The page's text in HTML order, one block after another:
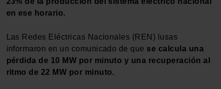
en ese horario.
Las Redes Eléctricas Nacionales (REN) lusas
informaron en un comunicado de que se calcula una
pérdida de 10 MW por minuto y una recuperación al
ritmo de 22 MW por minuto.